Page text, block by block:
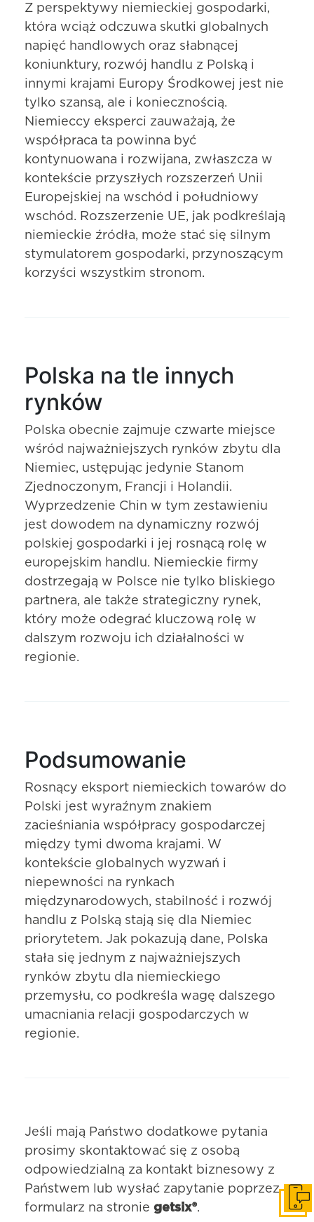
Z perspektywy niemieckiej gospodarki,
która wciąż odczuwa skutki globalnych
napięć handlowych oraz słabnącej
koniunktury, rozwój handlu z Polską i
innymi krajami Europy Środkowej jest nie
tylko szansą, ale i koniecznością.
Niemieccy eksperci zauważają, że
współpraca ta powinna być
kontynuowana i rozwijana, zwłaszcza w
kontekście przyszłych rozszerzeń Unii
Europejskiej na wschód i południowy
wschód. Rozszerzenie UE, jak podkreślają
niemieckie źródła, może stać się silnym
stymulatorem gospodarki, przynoszącym
korzyści wszystkim stronom.
Polska na tle innych
rynków
Polska obecnie zajmuje czwarte miejsce
wśród najważniejszych rynków zbytu dla
Niemiec, ustępując jedynie Stanom
Zjednoczonym, Francji i Holandii.
Wyprzedzenie Chin w tym zestawieniu
jest dowodem na dynamiczny rozwój
polskiej gospodarki i jej rosnącą rolę w
europejskim handlu. Niemieckie firmy
dostrzegają w Polsce nie tylko bliskiego
partnera, ale także strategiczny rynek,
który może odegrać kluczową rolę w
dalszym rozwoju ich działalności w
regionie.
Podsumowanie
Rosnący eksport niemieckich towarów do
Polski jest wyraźnym znakiem
zacieśniania współpracy gospodarczej
między tymi dwoma krajami. W
kontekście globalnych wyzwań i
niepewności na rynkach
międzynarodowych, stabilność i rozwój
handlu z Polską stają się dla Niemiec
priorytetem. Jak pokazują dane, Polska
stała się jednym z najważniejszych
rynków zbytu dla niemieckiego
przemysłu, co podkreśla wagę dalszego
umacniania relacji gospodarczych w
regionie.
Jeśli mają Państwo dodatkowe pytania
prosimy skontaktować się z osobą
odpowiedzialną za kontakt biznesowy z
Państwem lub wysłać zapytanie poprzez
formularz na stronie getsix®.